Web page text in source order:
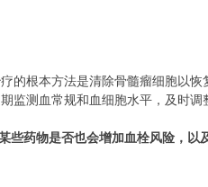
的根本方法是清除骨髓瘤细胞以
监测血常规和血细胞水平，及时调
些药物是否也会增加血栓风险，以